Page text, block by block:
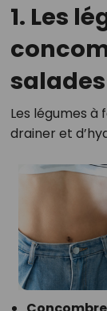
1. Les
salades
Les légumes
drainer et